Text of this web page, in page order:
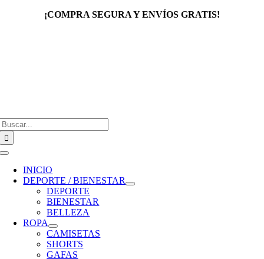
¡COMPRA SEGURA Y ENVÍOS GRATIS!
Toggle
Navigation
INICIO
DEPORTE / BIENESTAR
DEPORTE
BIENESTAR
BELLEZA
ROPA
CAMISETAS
SHORTS
GAFAS